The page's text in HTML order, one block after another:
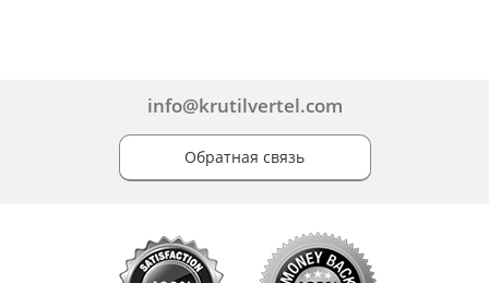
info@krutilvertel.com
Обратная связь